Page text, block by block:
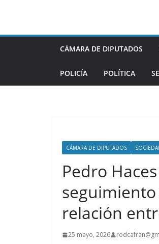
contenido
CÁMARA DE DIPUTADOS
POLICÍA POLÍTICA
CÁMARA DE DIPUTADOS
Pedro
seguimiento
relación
25 mayo, 2026